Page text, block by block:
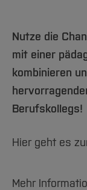
Nutze die
mit einer
kombinieren
Berufskollegs!
Hier geht es
Mehr